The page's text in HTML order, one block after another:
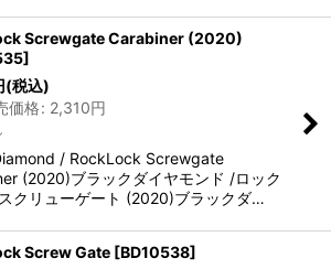
Screwgate Carabiner (2020)
]
(税込)
価格: 2,310円
/ RockLock Screwgate
(2020)ブラックダイヤモンド /ロック
クリューゲート (2020)ブラックダ…
Screw Gate [BD10538]